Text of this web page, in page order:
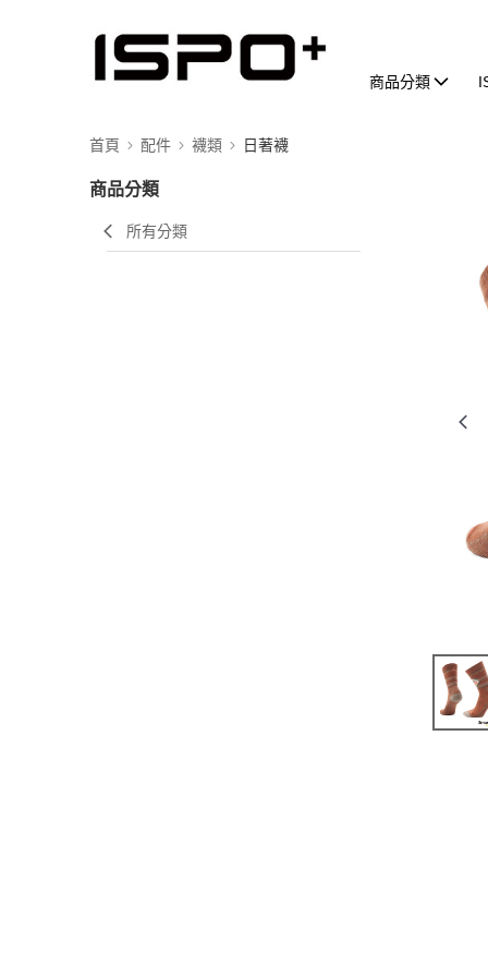
商品分類
首頁 配件 襪類 日著襪
商品分類
所有分類